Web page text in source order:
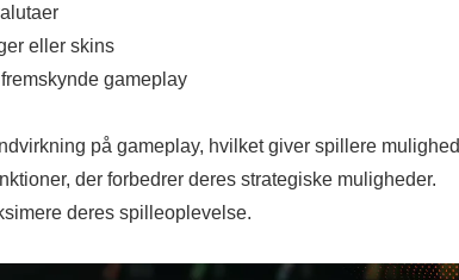
eller skins
gameplay
på gameplay, hvilket giver spillere mulighed
der forbedrer deres strategiske muligheder.
deres spilleoplevelse.